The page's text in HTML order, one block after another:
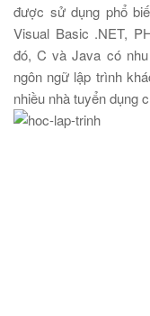
được sử dụng phổ
Visual Basic .NET,
đó, C và Java có
ngôn ngữ lập trình
nhiều nhà tuyển dụng